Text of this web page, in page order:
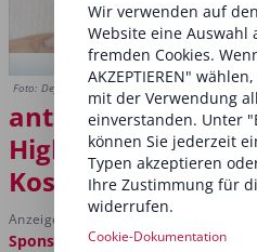
Foto: Deynique
antiTOX – das
Highlight in Ihrer
Kostenloses
Anzeige
Sponsored postLiebe Beauty-
Wir verwenden auf
Website eine Auswahl
fremden Cookies.
AKZEPTIEREN"
mit der Verwendung
einverstanden. Unter
können Sie jederzeit
Typen akzeptieren
Ihre Zustimmung für
widerrufen.
Cookie-Dokumentation